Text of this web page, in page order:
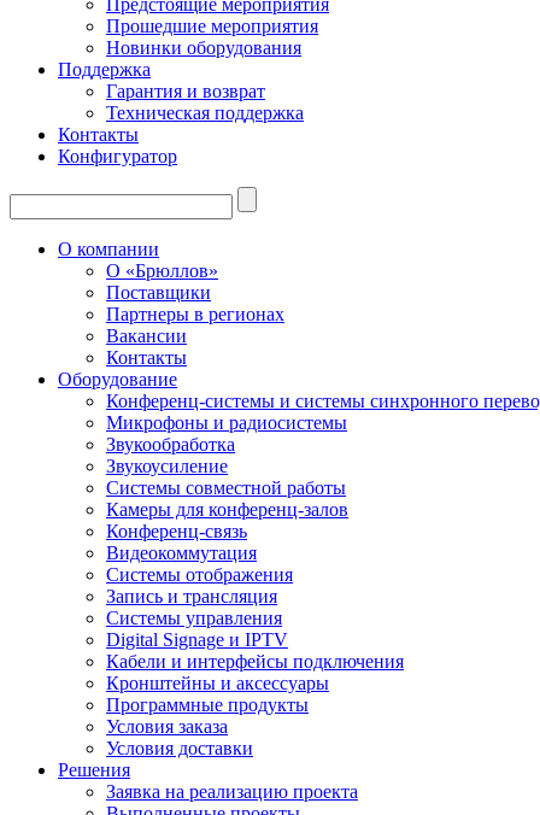
Предстоящие мероприятия
Прошедшие мероприятия
Новинки оборудования
Поддержка
Гарантия и возврат
Техническая поддержка
Контакты
Конфигуратор
О компании
О «Брюллов»
Поставщики
Партнеры в регионах
Вакансии
Контакты
Оборудование
Конференц-системы и системы синхронного
Микрофоны и радиосистемы
Звукообработка
Звукоусиление
Системы совместной работы
Камеры для конференц-залов
Конференц-связь
Видеокоммутация
Системы отображения
Запись и трансляция
Системы управления
Digital Signage и IPTV
Кабели и интерфейсы подключения
Кронштейны и аксессуары
Программные продукты
Условия заказа
Условия доставки
Решения
Заявка на реализацию проекта